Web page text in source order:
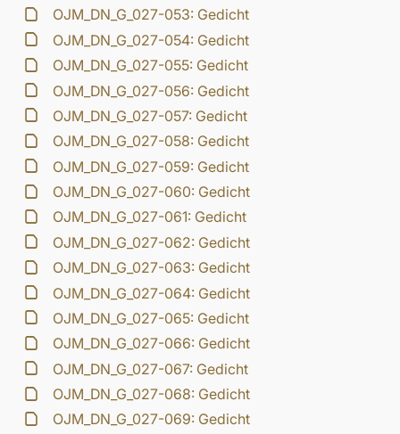
OJM_DN_G_027-053: Gedicht
OJM_DN_G_027-054: Gedicht
OJM_DN_G_027-055: Gedicht
OJM_DN_G_027-056: Gedicht
OJM_DN_G_027-057: Gedicht
OJM_DN_G_027-058: Gedicht
OJM_DN_G_027-059: Gedicht
OJM_DN_G_027-060: Gedicht
OJM_DN_G_027-061: Gedicht
OJM_DN_G_027-062: Gedicht
OJM_DN_G_027-063: Gedicht
OJM_DN_G_027-064: Gedicht
OJM_DN_G_027-065: Gedicht
OJM_DN_G_027-066: Gedicht
OJM_DN_G_027-067: Gedicht
OJM_DN_G_027-068: Gedicht
OJM_DN_G_027-069: Gedicht